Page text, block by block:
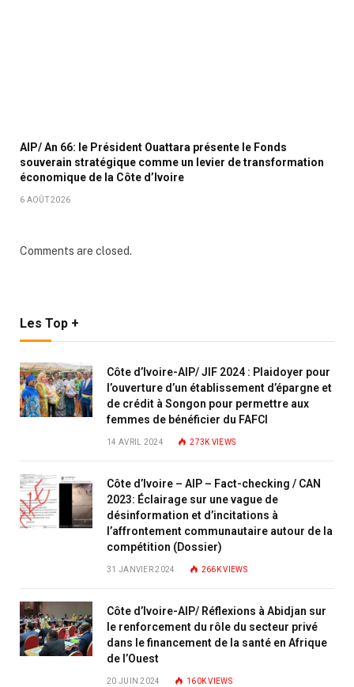
AIP/ An 66: le Président Ouattara présente le Fonds
souverain stratégique comme un levier de transformation
économique de la Côte d’Ivoire
6 AOÛT 2026
Comments are closed.
Les Top +
Côte d’Ivoire-AIP/ JIF 2024 : Plaidoyer pour
l’ouverture d’un établissement d’épargne et
de crédit à Songon pour permettre aux
femmes de bénéficier du FAFCI
14 AVRIL 2024 273K VIEWS
Côte d’Ivoire – AIP – Fact-checking / CAN
2023: Éclairage sur une vague de
désinformation et d’incitations à
l’affrontement communautaire autour de la
compétition (Dossier)
31 JANVIER 2024 266KVIEWS
Côte d’Ivoire-AIP/ Réflexions à Abidjan sur
le renforcement du rôle du secteur privé
dans le financement de la santé en Afrique
de l’Ouest
20 JUIN 2024 160KVIEWS